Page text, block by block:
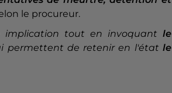
le procureur.
implication tout en invoquant le
permettent de retenir en l'état le